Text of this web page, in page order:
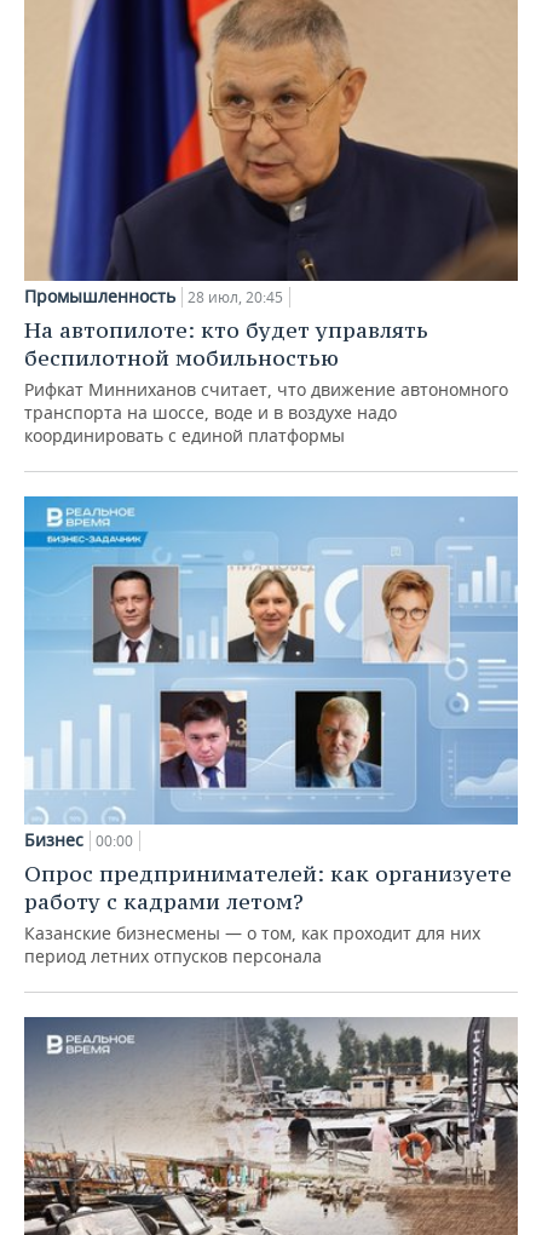
Промышленность 28 июл, 20:45
На автопилоте: кто будет управлять
беспилотной мобильностью
Рифкат Минниханов считает, что движение автономного
транспорта на шоссе, воде и в воздухе надо
координировать с единой платформы
Бизнес 00:00
Опрос предпринимателей: как организуете
работу с кадрами летом?
Казанские бизнесмены — о том, как проходит для них
период летних отпусков персонала